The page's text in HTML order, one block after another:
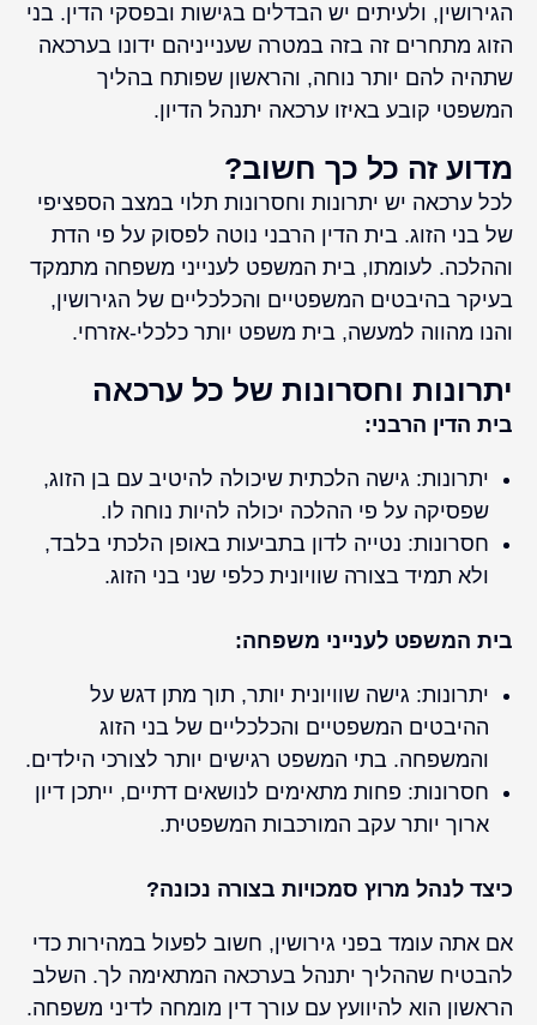
הגירושין, ולעיתים יש הבדלים בגישות ובפסקי הדין. בני
הזוג מתחרים זה בזה במטרה שענייניהם ידונו בערכאה
שתהיה להם יותר נוחה, והראשון שפותח בהליך
המשפטי קובע באיזו ערכאה יתנהל הדיון.
מדוע זה כל כך חשוב?
לכל ערכאה יש יתרונות וחסרונות תלוי במצב הספציפי
של בני הזוג. בית הדין הרבני נוטה לפסוק על פי הדת
וההלכה. לעומתו, בית המשפט לענייני משפחה מתמקד
בעיקר בהיבטים המשפטיים והכלכליים של הגירושין,
והנו מהווה למעשה, בית משפט יותר כלכלי-אזרחי.
יתרונות וחסרונות של כל ערכאה
בית הדין הרבני:
יתרונות: גישה הלכתית שיכולה להיטיב עם בן הזוג,
שפסיקה על פי ההלכה יכולה להיות נוחה לו.
חסרונות: נטייה לדון בתביעות באופן הלכתי בלבד,
ולא תמיד בצורה שוויונית כלפי שני בני הזוג.
בית המשפט לענייני משפחה:
יתרונות: גישה שוויונית יותר, תוך מתן דגש על
ההיבטים המשפטיים והכלכליים של בני הזוג
והמשפחה. בתי המשפט רגישים יותר לצורכי הילדים.
חסרונות: פחות מתאימים לנושאים דתיים, ייתכן דיון
ארוך יותר עקב המורכבות המשפטית.
כיצד לנהל מרוץ סמכויות בצורה נכונה?
אם אתה עומד בפני גירושין, חשוב לפעול במהירות כדי
להבטיח שההליך יתנהל בערכאה המתאימה לך. השלב
הראשון הוא להיוועץ עם עורך דין מומחה לדיני משפחה.